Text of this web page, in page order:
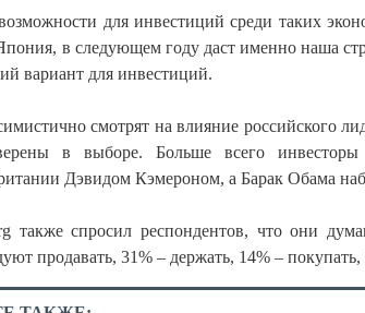
для инвестиций среди таких
в следующем году даст именно наша
вариант для инвестиций.
смотрят на влияние российского
в выборе. Больше всего
Дэвидом Кэмероном, а Барак Обама
также спросил респондентов, что они
продавать, 31% – держать, 14% –